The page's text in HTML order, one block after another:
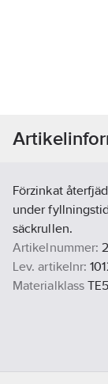
Förzinkat
under
säckrullen.
Artikelnummer:
Lev. artikelnr:
Materialklass